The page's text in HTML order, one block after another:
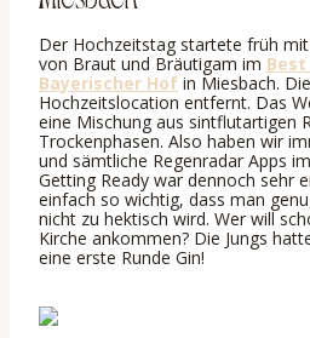
Der Hochzeitstag startete früh
von Braut und Bräutigam im
Bayerischer Hof in Miesbach.
Hochzeitslocation entfernt. Das
eine Mischung aus sintflutartigen
Trockenphasen. Also haben wir
und sämtliche Regenradar Apps
Getting Ready war dennoch sehr
einfach so wichtig, dass man
nicht zu hektisch wird. Wer will
Kirche ankommen? Die Jungs
eine erste Runde Gin!